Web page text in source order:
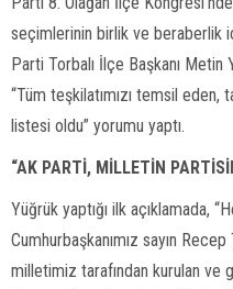
seçimlerinin birlik ve beraberlik
Parti Torbalı İlçe Başkanı Metin
“Tüm teşkilatımızı temsil eden,
listesi oldu” yorumu yaptı.
“AK PARTİ, MİLLETİN
Yüğrük yaptığı ilk açıklamada,
Cumhurbaşkanımız sayın
milletimiz tarafından kurulan ve